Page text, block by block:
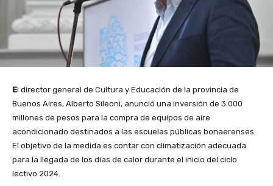
El director general de Cultura y Educación de la provincia de
Buenos Aires, Alberto Sileoni, anunció una inversión de 3.000
millones de pesos para la compra de equipos de aire
acondicionado destinados a las escuelas públicas bonaerenses.
El objetivo de la medida es contar con climatización adecuada
para la llegada de los días de calor durante el inicio del ciclo
lectivo 2024.